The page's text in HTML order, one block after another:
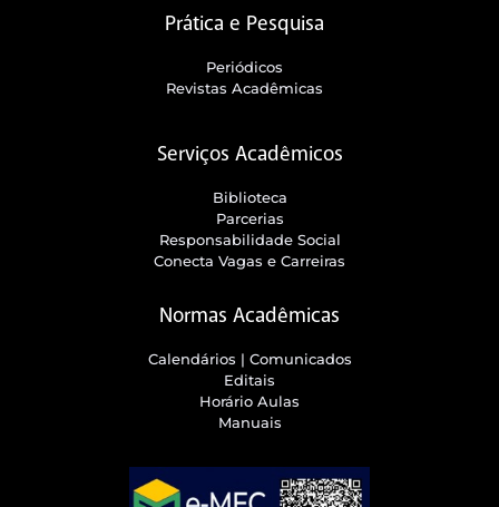
Prática e Pesquisa
Periódicos
Revistas Acadêmicas
Serviços Acadêmicos
Biblioteca
Parcerias
Responsabilidade Social
Conecta Vagas e Carreiras
Normas Acadêmicas
Calendários | Comunicados
Editais
Horário Aulas
Manuais